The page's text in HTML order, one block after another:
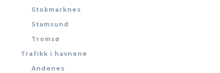
Stokmarknes
Stamsund
Tromsø
Trafikk i havnene
Andenes